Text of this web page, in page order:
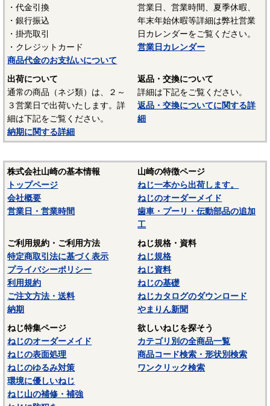
・代金引換
・銀行振込
・掛売取引
・クレジットカード
商品代金のお支払いについて
営業日、営業時間、夏季休暇、
年末年始休暇等詳細は弊社営業
日カレンダーをご覧ください。
営業日カレンダー
出荷について
通常の商品（ネジ類）は、２～
３営業日で出荷いたします。詳
細は下記をご覧ください。
納期に関する詳細
返品・交換について
詳細は下記をご覧ください。
返品・交換についてに関する詳
細
株式会社山崎の基本情報
トップページ
会社概要
営業日・営業時間
山崎の特徴ページ
ねじ一本から出荷します。
ねじのオーダーメイド
歯車・プーリ・伝動部品の追加
工
ご利用規約・ご利用方法
特定商取引法に基づく表示
プライバシーポリシー
利用規約
ご注文方法・送料
納期
ねじ規格・資料
ねじ規格
ねじ資料
ねじの基礎
ねじカタログのダウンロード
やまりん新聞
ねじ特集ページ
ねじのオーダーメイド
ねじの表面処理
ねじのゆるみ対策
環境に優しいねじ
ねじ山の補修・補強
欲しいねじを探そう
カテゴリ別の全商品一覧
商品コード検索・形状別検索
ワンクリック検索